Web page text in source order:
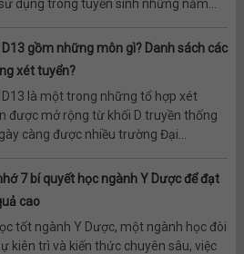
dụng trong tuyển sinh những năm...
D13 gồm những môn gì? Danh sách các
xét tuyển?
D13 là một trong những tổ hợp xét
được mở rộng từ khối D truyền thống
càng được nhiều trường Đại...
7 bí quyết học ngành Y Dược để đạt
cao
tốt ngành Y Dược, một ngành học đòi
kiên trì và kiến thức chuyên sâu, việc